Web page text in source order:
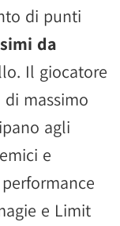
di punti
da
Il giocatore
massimo
agli
e
e Limit